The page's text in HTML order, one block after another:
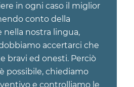
in ogni caso il miglior
conto della
nella nostra lingua,
accertarci che
bravi ed onesti. Perciò
possibile, chiediamo
e controlliamo le